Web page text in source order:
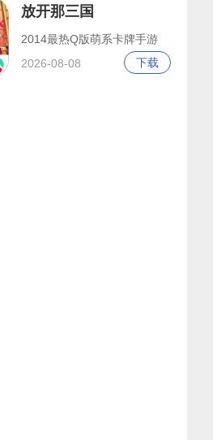
放开那三国
2014最热Q版萌系卡牌手游
2026-08-08
下载